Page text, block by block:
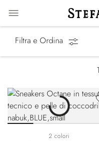
Filtra e Ordina
2 colori